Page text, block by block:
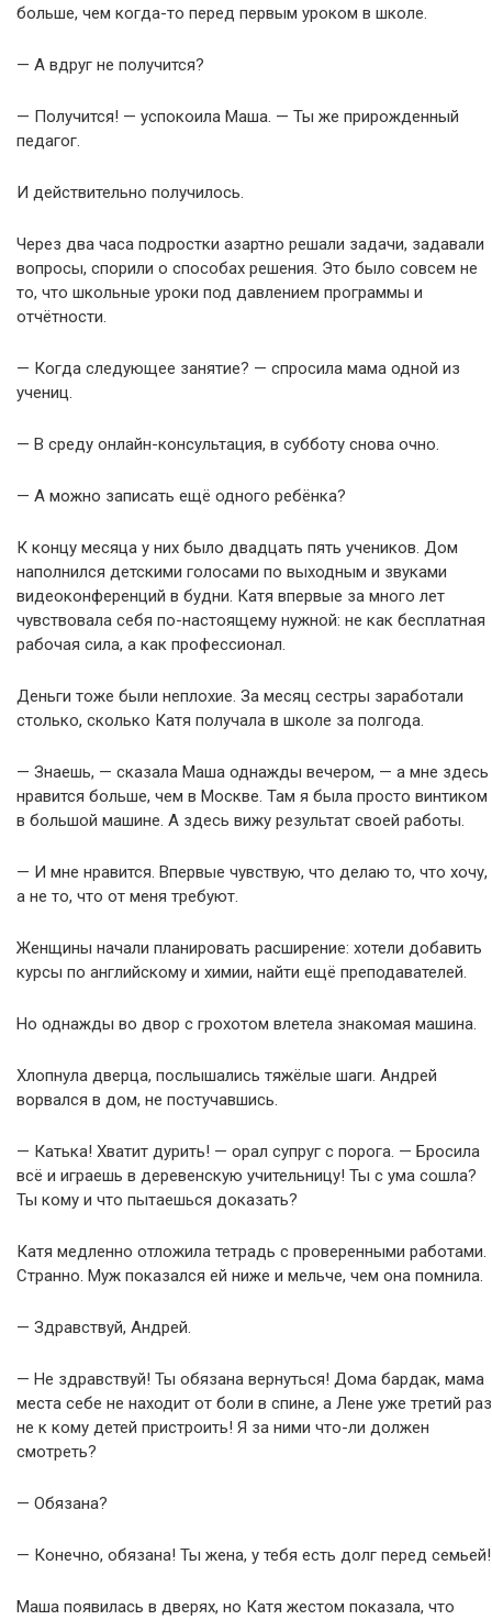
больше, чем когда-то перед первым уроком в школе.
— А вдруг не получится?
— Получится! — успокоила Маша. — Ты же прирожденный
педагог.
И действительно получилось.
Через два часа подростки азартно решали задачи, задавали
вопросы, спорили о способах решения. Это было совсем не
то, что школьные уроки под давлением программы и
отчётности.
— Когда следующее занятие? — спросила мама одной из
учениц.
— В среду онлайн-консультация, в субботу снова очно.
— А можно записать ещё одного ребёнка?
К концу месяца у них было двадцать пять учеников. Дом
наполнился детскими голосами по выходным и звуками
видеоконференций в будни. Катя впервые за много лет
чувствовала себя по-настоящему нужной: не как бесплатная
рабочая сила, а как профессионал.
Деньги тоже были неплохие. За месяц сестры заработали
столько, сколько Катя получала в школе за полгода.
— Знаешь, — сказала Маша однажды вечером, — а мне здесь
нравится больше, чем в Москве. Там я была просто винтиком
в большой машине. А здесь вижу результат своей работы.
— И мне нравится. Впервые чувствую, что делаю то, что хочу,
а не то, что от меня требуют.
Женщины начали планировать расширение: хотели добавить
курсы по английскому и химии, найти ещё преподавателей.
Но однажды во двор с грохотом влетела знакомая машина.
Хлопнула дверца, послышались тяжёлые шаги. Андрей
ворвался в дом, не постучавшись.
— Катька! Хватит дурить! — орал супруг с порога. — Бросила
всё и играешь в деревенскую учительницу! Ты с ума сошла?
Ты кому и что пытаешься доказать?
Катя медленно отложила тетрадь с проверенными работами.
Странно. Муж показался ей ниже и мельче, чем она помнила.
— Здравствуй, Андрей.
— Не здравствуй! Ты обязана вернуться! Дома бардак, мама
места себе не находит от боли в спине, а Лене уже третий раз
не к кому детей пристроить! Я за ними что-ли должен
смотреть?
— Обязана?
— Конечно, обязана! Ты жена, у тебя есть долг перед семьей!
Маша появилась в дверях, но Катя жестом показала, что